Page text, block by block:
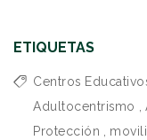
ETIQUETAS
Centros
Adultocentrismo ,
Protección ,